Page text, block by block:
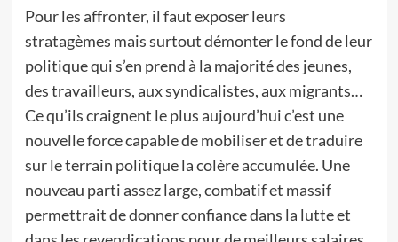
Pour les affronter, il faut exposer leurs
stratagèmes mais surtout démonter le fond de leur
politique qui s’en prend à la majorité des jeunes,
des travailleurs, aux syndicalistes, aux migrants…
Ce qu’ils craignent le plus aujourd’hui c’est une
nouvelle force capable de mobiliser et de traduire
sur le terrain politique la colère accumulée. Une
nouveau parti assez large, combatif et massif
permettrait de donner confiance dans la lutte et